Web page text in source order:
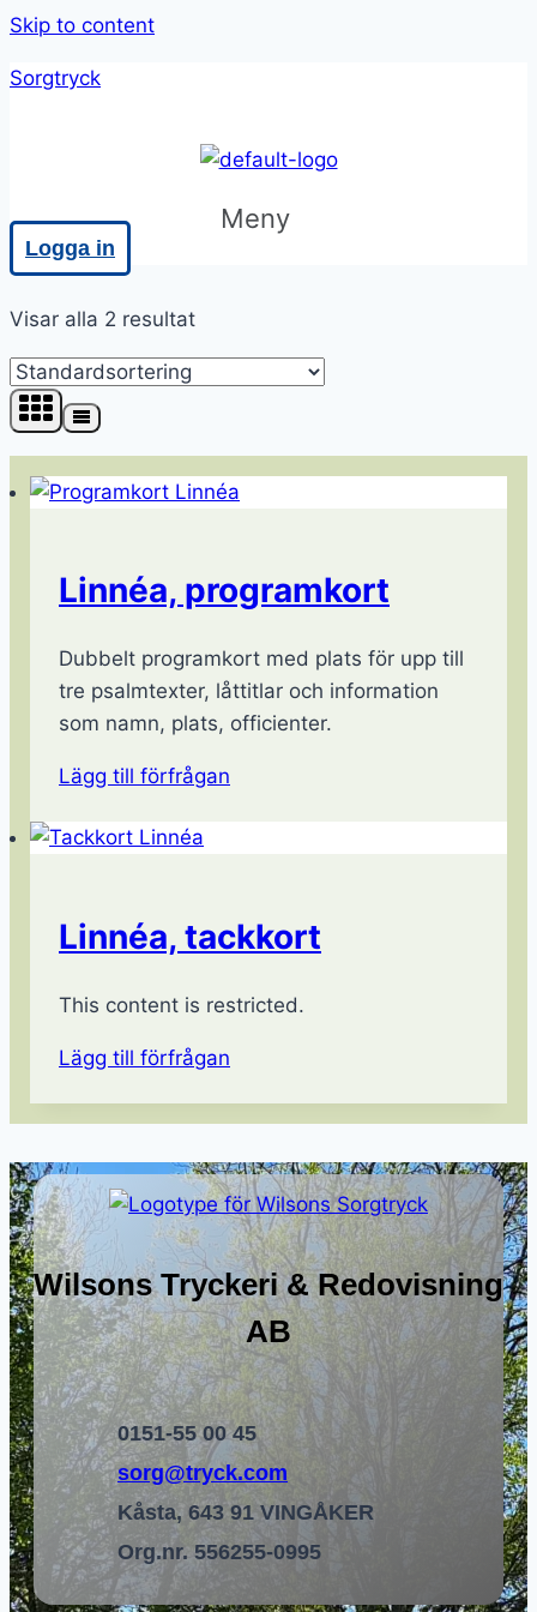
Skip to content
Sorgtryck
Meny
Logga in
Visar alla 2 resultat
Linnéa, programkort
Dubbelt programkort med plats för upp till
tre psalmtexter, låttitlar och information
som namn, plats, officienter.
Lägg till förfrågan
Linnéa, tackkort
This content is restricted.
Lägg till förfrågan
Wilsons Tryckeri & Redovisning
AB
0151-55 00 45
sorg@tryck.com
Kåsta, 643 91 VINGÅKER
Org.nr. 556255-0995